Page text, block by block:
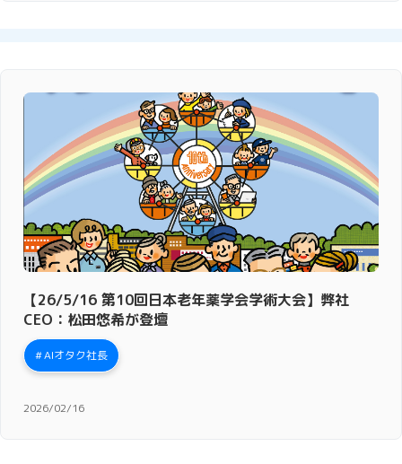
【26/5/16 第10回日本老年薬学会学術大会】弊社
CEO：松田悠希が登壇
AIオタク社長
2026/02/16